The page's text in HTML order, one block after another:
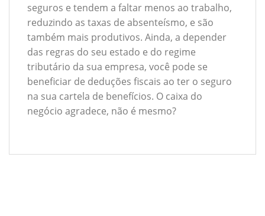
seguros e tendem a faltar menos ao trabalho,
reduzindo as taxas de absenteísmo, e são
também mais produtivos. Ainda, a depender
das regras do seu estado e do regime
tributário da sua empresa, você pode se
beneficiar de deduções fiscais ao ter o seguro
na sua cartela de benefícios. O caixa do
negócio agradece, não é mesmo?